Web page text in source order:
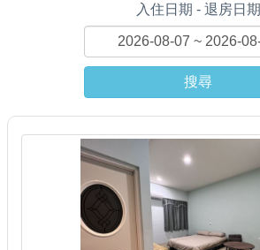
入住日期 - 退房日期
搜尋